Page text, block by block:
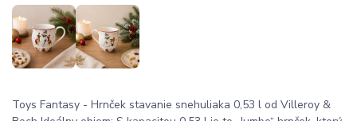
Toys Fantasy - Hrnček stavanie snehuliaka 0,53 l od Villeroy &